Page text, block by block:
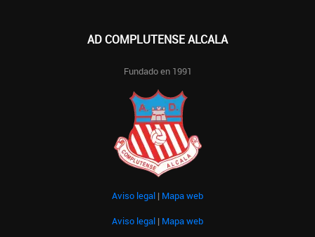
AD COMPLUTENSE ALCALA
Fundado en 1991
Aviso legal | Mapa web
Aviso legal | Mapa web